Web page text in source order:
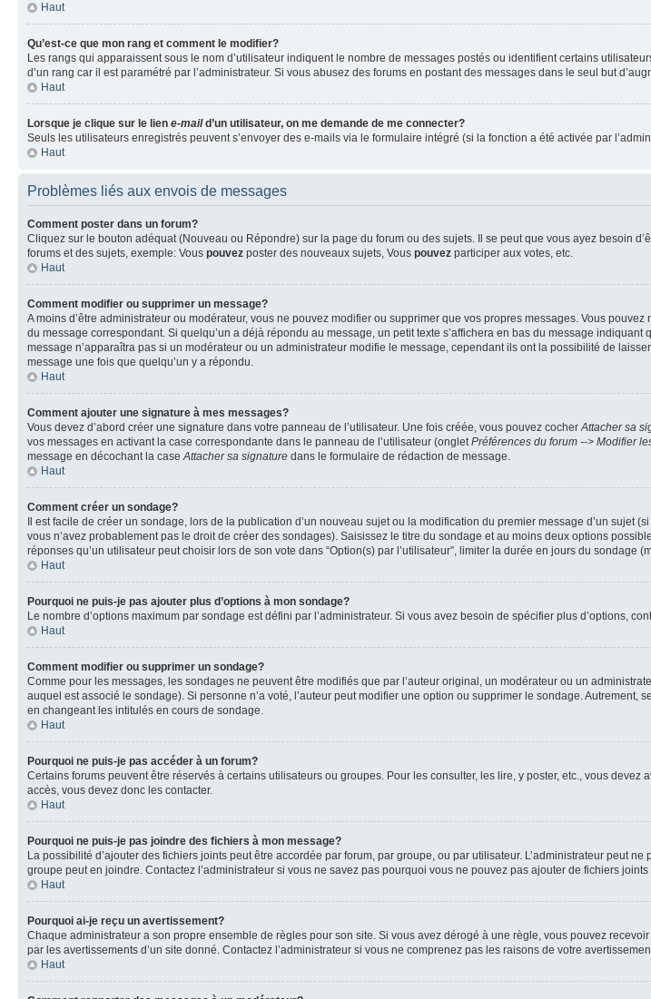
Haut
Qu’est-ce que mon rang et comment le modifier?
Les rangs qui apparaissent sous le nom d’utilisateur indiquent le nombre de messages postés ou identifient certains
d’un rang car il est paramétré par l’administrateur. Si vous abusez des forums en postant des messages dans le seul but
Haut
Lorsque je clique sur le lien e-maild’un utilisateur, on me demande de me connecter?
Seuls les utilisateurs enregistrés peuvent s’envoyer des e-mails via le formulaire intégré (si la fonction a été activée par
Haut
Problèmes liés aux envois de messages
Comment poster dans un forum?
Cliquez sur le bouton adéquat (Nouveau ou Répondre) sur la page du forum ou des sujets. Il se peut que vous ayez besoin
forums et des sujets, exemple: Vous pouvez poster des nouveaux sujets, Vous pouvez participer aux votes, etc.
Haut
Comment modifier ou supprimer un message?
A moins d’être administrateur ou modérateur, vous ne pouvez modifier ou supprimer que vos propres messages. Vous
du message correspondant. Si quelqu’un a déjà répondu au message, un petit texte s’affichera en bas du message
message n’apparaîtra pas si un modérateur ou un administrateur modifie le message, cependant ils ont la possibilité de
message une fois que quelqu’un y a répondu.
Haut
Comment ajouter une signature à mes messages?
Vous devez d’abord créer une signature dans votre panneau de l’utilisateur. Une fois créée, vous pouvez cocherAttacher sa
vos messages en activant la case correspondante dans le panneau de l’utilisateur (ongletPréférences du forum --> Modifier
message en décochant la caseAttacher sa signature dans le formulaire de rédaction de message.
Haut
Comment créer un sondage?
Il est facile de créer un sondage, lors de la publication d’un nouveau sujet ou la modification du premier message d’un sujet
vous n’avez probablement pas le droit de créer des sondages). Saisissez le titre du sondage et au moins deux options
réponses qu’un utilisateur peut choisir lors de son vote dans “Option(s) par l’utilisateur”, limiter la durée en jours du sondage
Haut
Pourquoi ne puis-je pas ajouter plus d’options à mon sondage?
Le nombre d’options maximum par sondage est défini par l’administrateur. Si vous avez besoin de spécifier plus d’options,
Haut
Comment modifier ou supprimer un sondage?
Comme pour les messages, les sondages ne peuvent être modifiés que par l’auteur original, un modérateur ou un
auquel est associé le sondage). Si personne n’a voté, l’auteur peut modifier une option ou supprimer le sondage.
en changeant les intitulés en cours de sondage.
Haut
Pourquoi ne puis-je pas accéder à un forum?
Certains forums peuvent être réservés à certains utilisateurs ou groupes. Pour les consulter, les lire, y poster, etc., vous
accès, vous devez donc les contacter.
Haut
Pourquoi ne puis-je pas joindre des fichiers à mon message?
La possibilité d’ajouter des fichiers joints peut être accordée par forum, par groupe, ou par utilisateur. L’administrateur peut
groupe peut en joindre. Contactez l’administrateur si vous ne savez pas pourquoi vous ne pouvez pas ajouter de fichiers joints
Haut
Pourquoi ai-je reçu un avertissement?
Chaque administrateur a son propre ensemble de règles pour son site. Si vous avez dérogé à une règle, vous pouvez
par les avertissements d’un site donné. Contactez l’administrateur si vous ne comprenez pas les raisons de votre
Haut